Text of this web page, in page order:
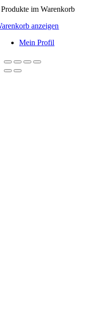
im Warenkorb
anzeigen
Mein Profil